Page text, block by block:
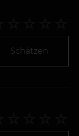
Schätzen